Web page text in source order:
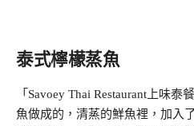
泰式檸檬蒸魚
「Savoey Thai Restaurant上味
魚做成的，清蒸的鮮魚裡，加入